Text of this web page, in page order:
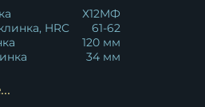
Х12МФ
HRC
61-62
120 мм
34 мм